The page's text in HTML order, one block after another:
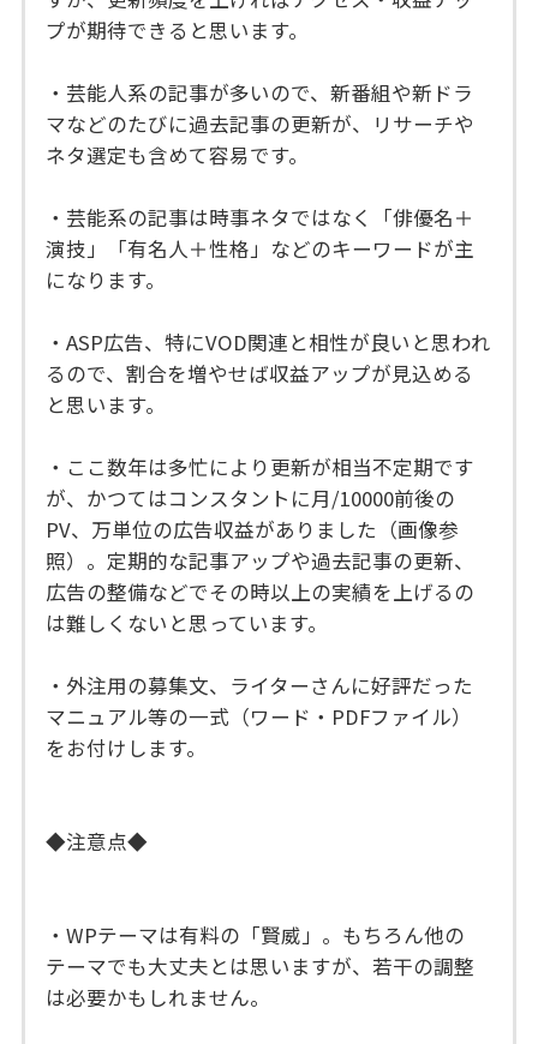
プが期待できると思います。
・芸能人系の記事が多いので、新番組や新ドラ
マなどのたびに過去記事の更新が、リサーチや
ネタ選定も含めて容易です。
・芸能系の記事は時事ネタではなく「俳優名＋
演技」「有名人＋性格」などのキーワードが主
になります。
・ASP広告、特にVOD関連と相性が良いと思われ
るので、割合を増やせば収益アップが見込める
と思います。
・ここ数年は多忙により更新が相当不定期です
が、かつてはコンスタントに月/10000前後の
PV、万単位の広告収益がありました（画像参
照）。定期的な記事アップや過去記事の更新、
広告の整備などでその時以上の実績を上げるの
は難しくないと思っています。
・外注用の募集文、ライターさんに好評だった
マニュアル等の一式（ワード・PDFファイル）
をお付けします。
◆注意点◆
・WPテーマは有料の「賢威」。もちろん他の
テーマでも大丈夫とは思いますが、若干の調整
は必要かもしれません。